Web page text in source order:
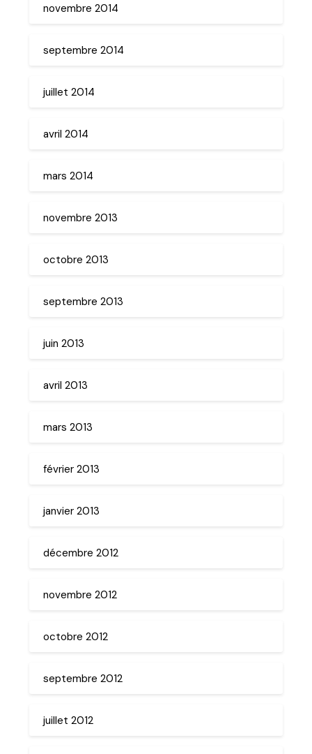
novembre 2014
septembre 2014
juillet 2014
avril 2014
mars 2014
novembre 2013
octobre 2013
septembre 2013
juin 2013
avril 2013
mars 2013
février 2013
janvier 2013
décembre 2012
novembre 2012
octobre 2012
septembre 2012
juillet 2012